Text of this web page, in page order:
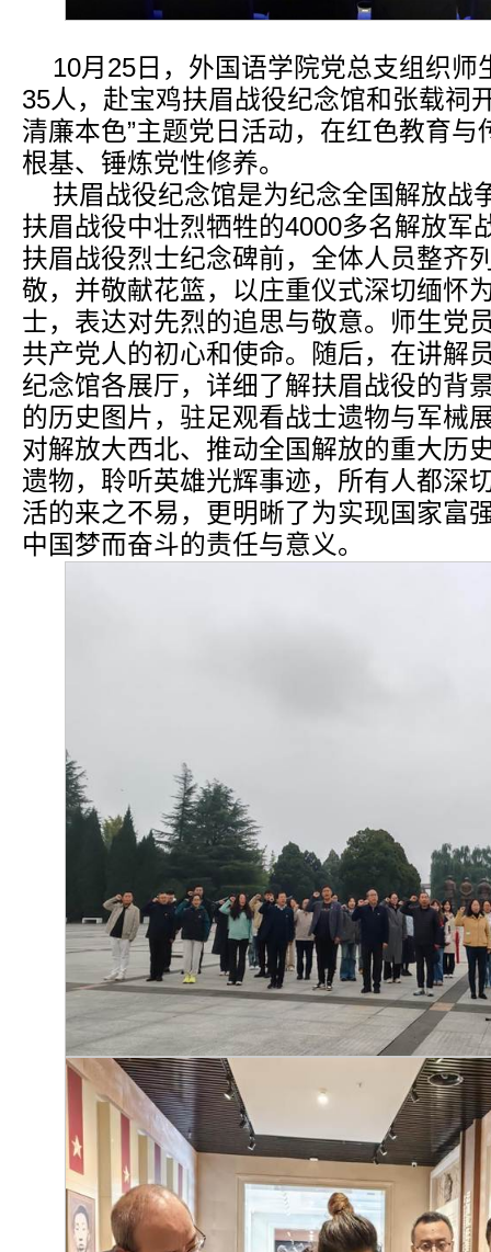
10月25日，外国语学院党总支组织师
35人，赴宝鸡扶眉战役纪念馆和张载祠
清廉本色”主题党日活动，在红色教育
根基、锤炼党性修养。
扶眉战役纪念馆是为纪念全国解放
扶眉战役中壮烈牺牲的4000多名解放军
扶眉战役烈士纪念碑前，全体人员整齐
敬，并敬献花篮，以庄重仪式深切缅怀
士，表达对先烈的追思与敬意。师生党
共产党人的初心和使命。随后，在讲解
纪念馆各展厅，详细了解扶眉战役的背
的历史图片，驻足观看战士遗物与军械
对解放大西北、推动全国解放的重大历
遗物，聆听英雄光辉事迹，所有人都深
活的来之不易，更明晰了为实现国家富
中国梦而奋斗的责任与意义。